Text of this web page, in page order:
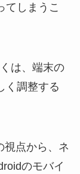
てしまうこ
は、端末の
く調整する
視点から、ネ
のモバイ